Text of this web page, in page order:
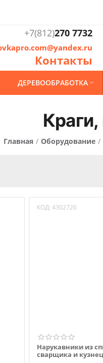
+7(812)270 7732
Контакты
ДЕРЕВООБРАБОТКА 
Главная / Оборудование /
КОД: 4302726
Нарукавники из
сварщика и